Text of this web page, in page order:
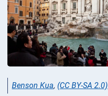
Benson Kua, (CC BY-SA 2.0)